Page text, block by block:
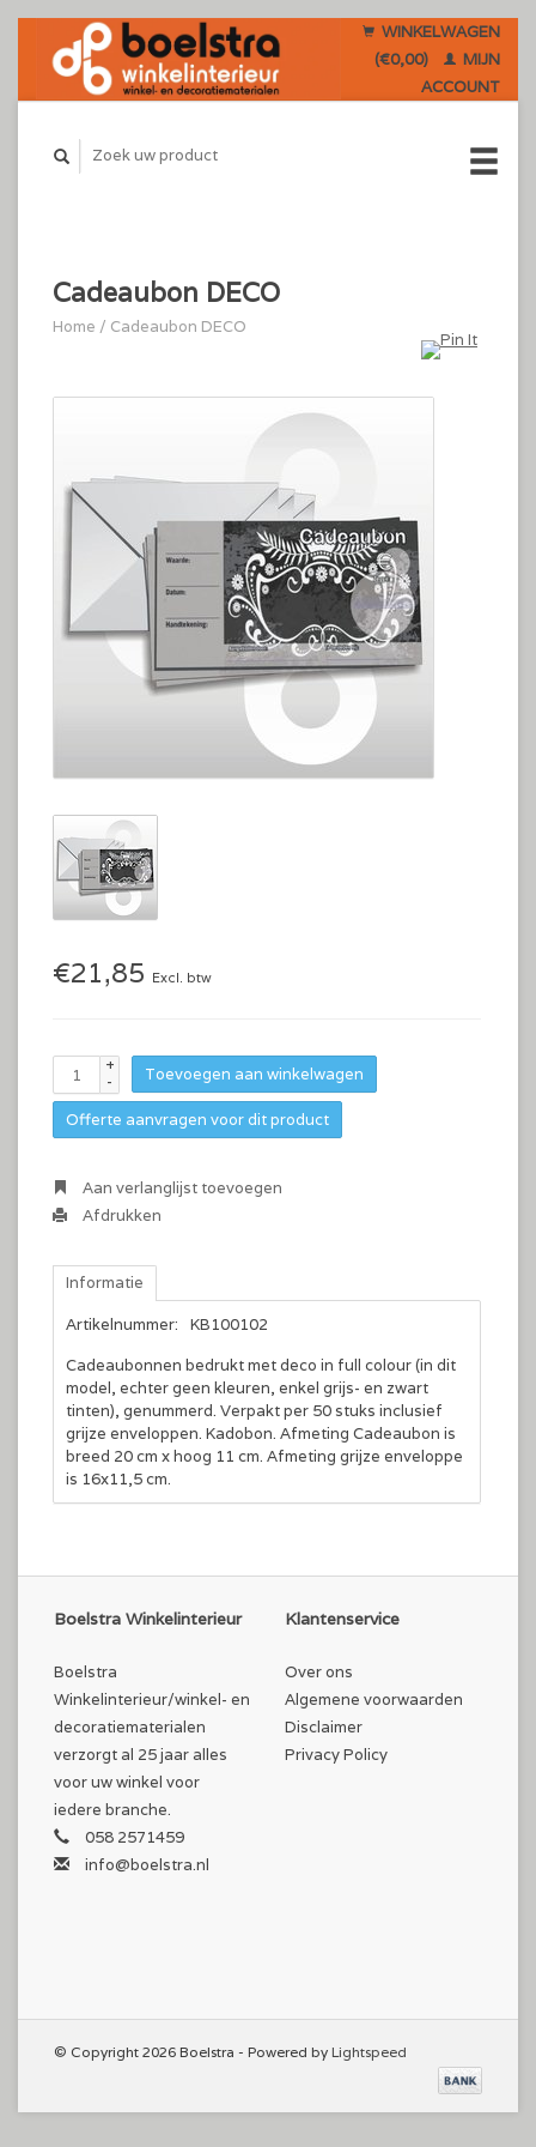
WINKELWAGEN
(€0,00)
MIJN
ACCOUNT
Cadeaubon DECO
Home / Cadeaubon DECO
€21,85 Excl. btw
+
-
Toevoegen aan winkelwagen
Offerte aanvragen voor dit product
Aan verlanglijst toevoegen
Afdrukken
Informatie
Artikelnummer:
KB100102
Cadeaubonnen bedrukt met deco in full colour (in dit
model, echter geen kleuren, enkel grijs- en zwart
tinten), genummerd. Verpakt per 50 stuks inclusief
grijze enveloppen. Kadobon. Afmeting Cadeaubon is
breed 20 cm x hoog 11 cm. Afmeting grijze enveloppe
is 16x11,5 cm.
Boelstra Winkelinterieur
Boelstra
Winkelinterieur/winkel- en
decoratiematerialen
verzorgt al 25 jaar alles
voor uw winkel voor
iedere branche.
058 2571459
info@boelstra.nl
Klantenservice
Over ons
Algemene voorwaarden
Disclaimer
Privacy Policy
© Copyright 2026 Boelstra - Powered by Lightspeed